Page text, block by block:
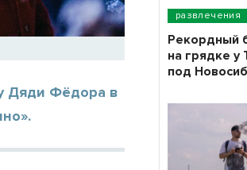
Дяди Фёдора в
развлечения
Рекордный
на грядке у
под